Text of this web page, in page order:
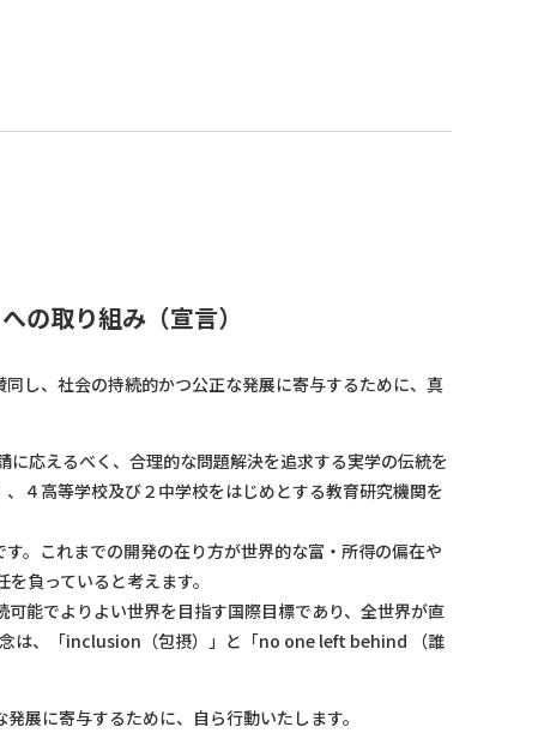
の取り組み（宣言）
し、社会の持続的かつ公正な発展に寄与するために、真
応えるべく、合理的な問題解決を追求する実学の伝統を
４高等学校及び２中学校をはじめとする教育研究機関を
。これまでの開発の在り方が世界的な富・所得の偏在や
負っていると考えます。
能でよりよい世界を目指す国際目標であり、全世界が直
念は、「inclusion（包摂）」と「no one left behind （誰
展に寄与するために、自ら行動いたします。